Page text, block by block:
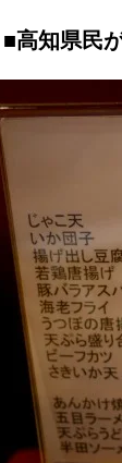
■高知県民